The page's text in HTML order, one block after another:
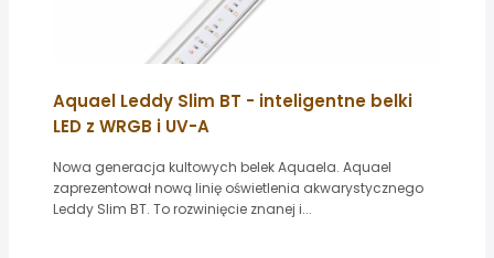
Aquael Leddy Slim BT - inteligentne belki
LED z WRGB i UV-A
Nowa generacja kultowych belek Aquaela. Aquael
zaprezentował nową linię oświetlenia akwarystycznego
Leddy Slim BT. To rozwinięcie znanej i...